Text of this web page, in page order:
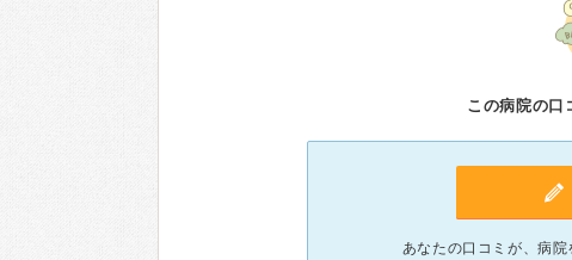
この病院の口
あなたの口コミが、病院